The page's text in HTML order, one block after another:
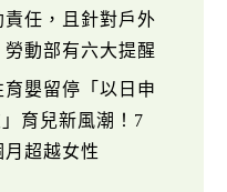
任，且針對戶外
動部有六大提醒
嬰留停「以日申
育兒新風潮！7
超越女性